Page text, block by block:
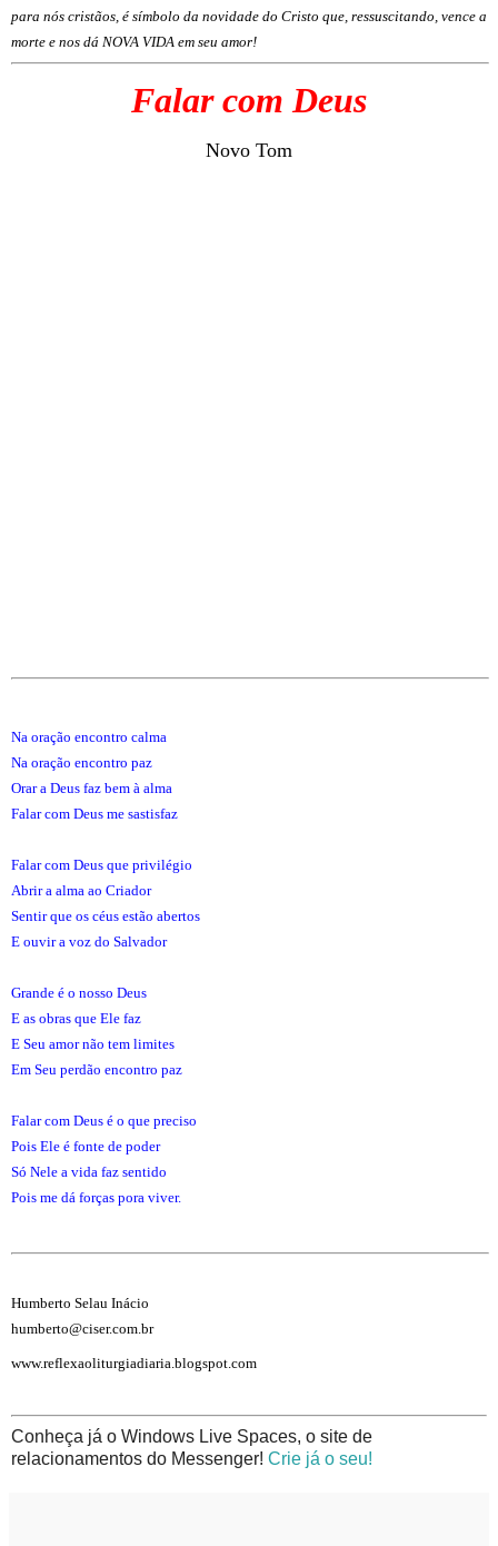
para nós cristãos, é símbolo da novidade do Cristo que, ressuscitando, vence a
morte e nos dá NOVA VIDA em seu amor!
Falar com Deus
Novo Tom
Na oração encontro calma
Na oração encontro paz
Orar a Deus faz bem à alma
Falar com Deus me sastisfaz
Falar com Deus que privilégio
Abrir a alma ao Criador
Sentir que os céus estão abertos
E ouvir a voz do Salvador
Grande é o nosso Deus
E as obras que Ele faz
E Seu amor não tem limites
Em Seu perdão encontro paz
Falar com Deus é o que preciso
Pois Ele é fonte de poder
Só Nele a vida faz sentido
Pois me dá forças pora viver.
Humberto Selau Inácio
humberto@ciser.com.br
www.reflexaoliturgiadiaria.blogspot.com
Conheça já o Windows Live Spaces, o site de
relacionamentos do Messenger! Crie já o seu!